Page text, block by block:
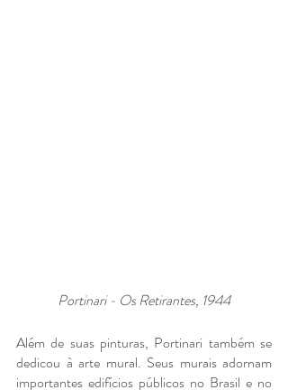
Portinari - Os Retirantes, 1944
Além de suas pinturas, Portinari também se
dedicou à arte mural. Seus murais adornam
importantes edifícios públicos no Brasil e no